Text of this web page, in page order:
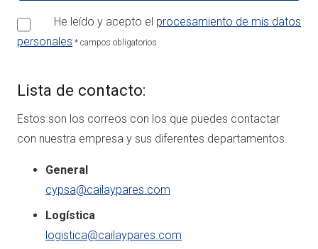
He leído y acepto el procesamiento de mis datos
personales * campos obligatorios
Lista de contacto:
Estos son los correos con los que puedes contactar
con nuestra empresa y sus diferentes departamentos.
General
cypsa@cailaypares.com
Logística
logistica@cailaypares.com